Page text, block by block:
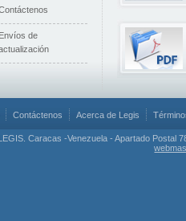
Envíos de
Contáctenos Acerca de Legis
Caracas -Venezuela - Apartado